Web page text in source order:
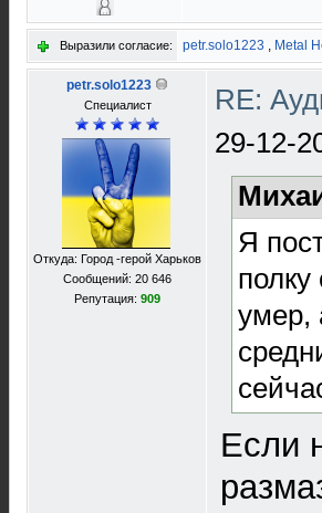
Выразили согласие: petr.solo1223 , Metal
petr.solo1223
Специалист
Откуда: Город -герой Харьков
Сообщений: 20 646
Репутация: 909
RE:
29-12-
Я
полку
умер,
Если